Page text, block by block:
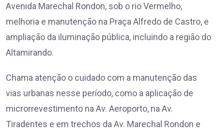
Avenida Marechal Rondon, sob o rio Vermelho,
melhoria e manutenção na Praça Alfredo de Castro, e
ampliação da iluminação pública, incluindo a região do
Altamirando.
Chama atenção o cuidado com a manutenção das
vias urbanas nesse período, como a aplicação de
microrrevestimento na Av. Aeroporto, na Av.
Tiradentes e em trechos da Av. Marechal Rondon e